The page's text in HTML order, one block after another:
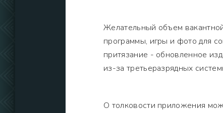
Желательный объем
программы, игры и фото для
притязание - обновленное
из-за третьеразрядных
О толковости приложения